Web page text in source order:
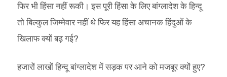
फिर भी हिंसा नहीं रूकी। इस पूरी हिंसा के लिए बांग्लादेश के हिन्दू
तो बिल्कुल जिम्मेवार नहीं थे फिर यह हिंसा अचानक हिंदुओं के
खिलाफ क्यों बढ़ गई?
हजारों लाखों हिन्दू बांग्लादेश में सड़क पर आने को मजबूर क्यों हुए?